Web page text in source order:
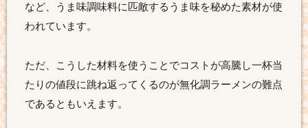
など、うま味調味料に匹敵するうま味を秘めた素材が使
われています。
ただ、こうした材料を使うことでコストが高騰し一杯当
たりの値段に跳ね返ってくるのが無化調ラーメンの難点
であるともいえます。